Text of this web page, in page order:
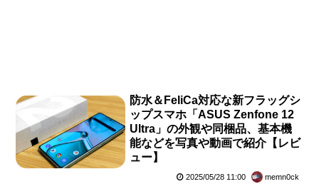
防水＆FeliCa対応な新フラッグシ
ップスマホ「ASUS Zenfone 12
Ultra」の外観や同梱品、基本機
能などを写真や動画で紹介【レビ
ュー】
2025/05/28 11:00 memn0ck